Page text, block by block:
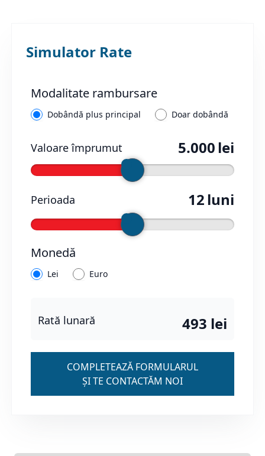
Simulator Rate
Modalitate rambursare
Dobândă plus principal Doar dobândă
Valoare împrumut 5.000lei
Perioada 12luni
Monedă
Lei Euro
Rată lunară 493 lei
COMPLETEAZĂ FORMULARUL
ȘI TE CONTACTĂM NOI